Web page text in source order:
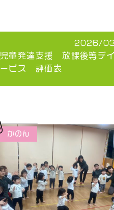
2026/
児童発達支援 放課後等デ
ービス 評価表
かのん